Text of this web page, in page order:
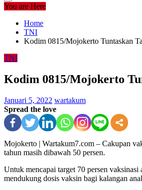
You are Here
Home
TNI
Kodim 0815/Mojokerto Tuntaskan
TNI
Kodim 0815/Mojokerto
Januari 5, 2022 wartakum
Spread the love
Mojokerto | Wartakum7.com – Cakupan
tahun masih dibawah 50 persen.
Untuk mencapai target 70 persen
mendukung dosis vaksin bagi kalangan